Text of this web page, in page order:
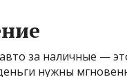
за наличные —
нужны